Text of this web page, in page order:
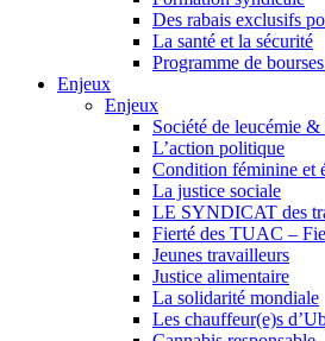
Des rabais exclusifs
La santé et la sécurité
Programme de
Enjeux
Enjeux
Société de leucémie
L’action politique
Condition féminine et
La justice sociale
LE SYNDICAT des
Fierté des TUAC –
Jeunes travailleurs
Justice alimentaire
La solidarité mondiale
Les chauffeur(e)s